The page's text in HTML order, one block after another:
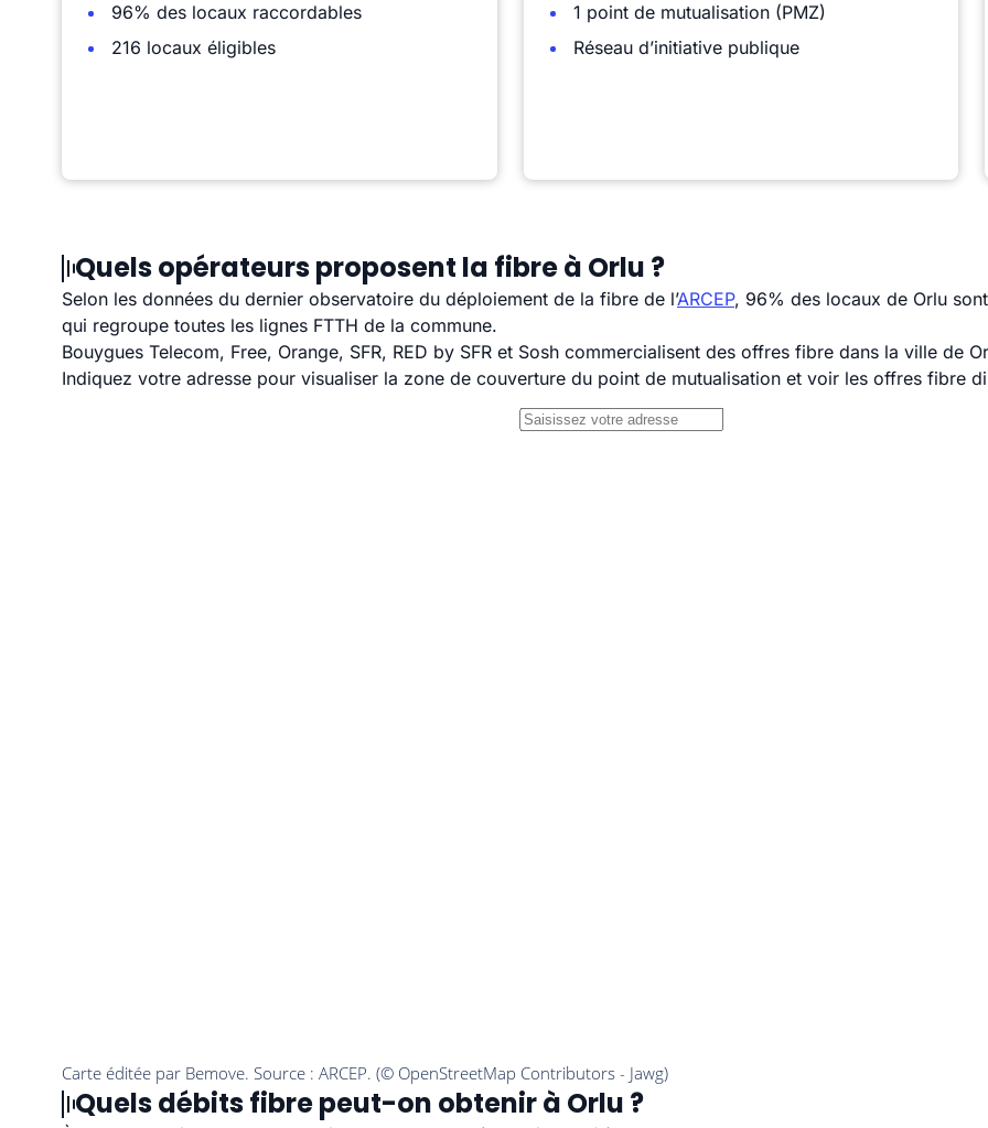
96% des locaux raccordables
216 locaux éligibles
1 point de mutualisation (PMZ)
Réseau d’initiative publique
Quels opérateurs proposent la fibre à Orlu ?
Selon les données du dernier observatoire du déploiement de la fibre de l’ARCEP, 96% des locaux de Orlu
qui regroupe toutes les lignes FTTH de la commune.
Bouygues Telecom, Free, Orange, SFR, RED by SFR et Sosh commercialisent des offres fibre dans la ville de
Indiquez votre adresse pour visualiser la zone de couverture du point de mutualisation et voir les offres fibre
Quels débits fibre peut-on obtenir à Orlu ?